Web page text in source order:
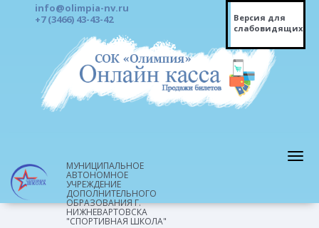
info@olimpia-nv.ru
+7 (3466) 43-43-42
Версия для
слабовидящих
МУНИЦИПАЛЬНОЕ
АВТОНОМНОЕ
УЧРЕЖДЕНИЕ
ДОПОЛНИТЕЛЬНОГО
ОБРАЗОВАНИЯ Г.
НИЖНЕВАРТОВСКА
"СПОРТИВНАЯ ШКОЛА"